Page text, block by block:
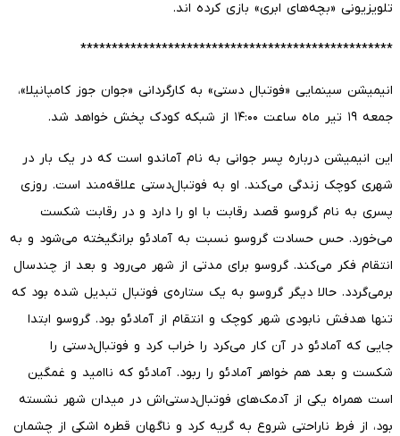
تلویزیونی «بچه‌های ابری» بازی کرده اند.
**************************************************
انیمیشن سینمایی «فوتبال دستی» به کارگردانی «جوان جوز کامپانیلا»،
جمعه ۱۹ تیر ماه ساعت ۱۴:۰۰ از شبکه کودک پخش خواهد شد.
این انیمیشن درباره پسر جوانی به نام آماندو است که در یک بار در
شهری کوچک زندگی می‌کند. او به فوتبال‌دستی علاقه‌مند است. روزی
پسری به نام گروسو قصد رقابت با او را دارد و در رقابت شکست
می‌خورد. حس حسادت گروسو نسبت به آمادئو برانگیخته می‌شود و به
انتقام فکر می‌کند. گروسو برای مدتی از شهر می‌رود و بعد از چندسال
برمی‌گردد. حالا دیگر گروسو به یک ستاره‌ی فوتبال تبدیل شده بود که
تنها هدفش نابودی شهر کوچک و انتقام از آمادئو بود. گروسو ابتدا
جایی که آمادئو در آن کار می‌کرد را خراب کرد و فوتبال‌دستی را
شکست و بعد هم خواهر آمادئو را ربود. آمادئو که ناامید و غمگین
است همراه یکی از آدمک‌های فوتبال‌دستی‌اش در میدان شهر نشسته
بود، از فرط ناراحتی شروع به گریه کرد و ناگهان قطره اشکی از چشمان